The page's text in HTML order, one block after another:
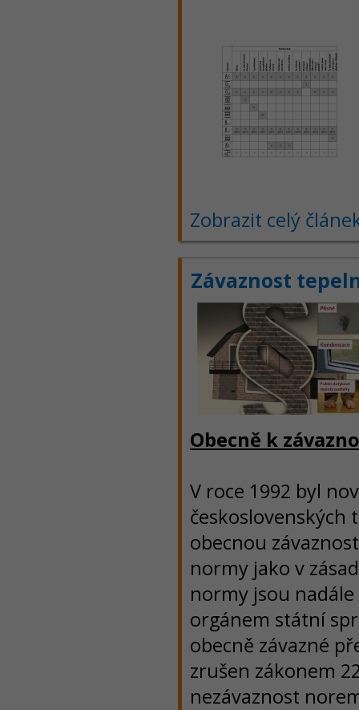
Zobrazit celý
Závaznost
Obecně k
V roce 1992 byl
československých
obecnou
normy jako v
normy jsou
orgánem státní
obecně závazné
zrušen zákonem
nezávaznost